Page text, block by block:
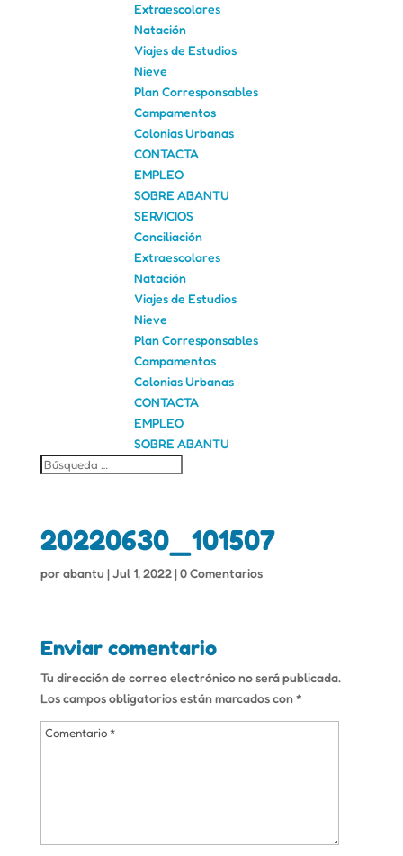
Extraescolares
Natación
Viajes de Estudios
Nieve
Plan Corresponsables
Campamentos
Colonias Urbanas
CONTACTA
EMPLEO
SOBRE ABANTU
SERVICIOS
Conciliación
Extraescolares
Natación
Viajes de Estudios
Nieve
Plan Corresponsables
Campamentos
Colonias Urbanas
CONTACTA
EMPLEO
SOBRE ABANTU
20220630_101507
porabantu |Jul 1, 2022|0 Comentarios
Enviar comentario
Tu dirección de correo electrónico no será publicada.
Los campos obligatorios están marcados con*